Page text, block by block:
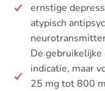
ernstige
atypisch
De gebruikelijke
indicatie, maar
25 mg tot 800